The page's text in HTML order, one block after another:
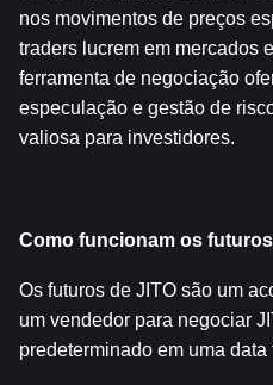
nos movimentos de preços
traders lucrem em mercados
ferramenta de negociação
especulação e gestão de
valiosa para investidores.
Como funcionam os
Os futuros de JITO são um
um vendedor para negociar
predeterminado em uma data